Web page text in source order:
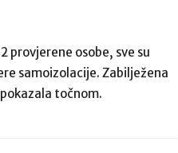
provjerene osobe, sve su
samoizolacije. Zabilježena
točnom.